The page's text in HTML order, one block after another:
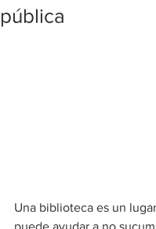
pública
Una biblioteca es un
puede ayudar a no